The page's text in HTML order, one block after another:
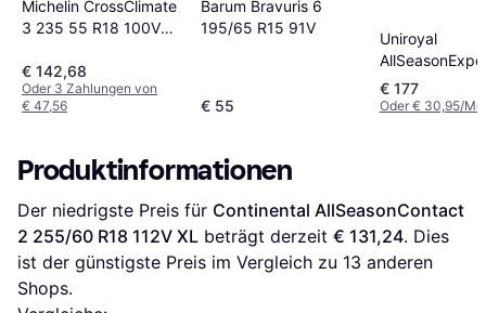
Michelin CrossClimate
3 235 55 R18 100V
€ 142,68
Oder 3 Zahlungen von
€ 47,56
Barum Bravuris 6
195/65 R15 91V
€ 55
Uniroyal
255 45 R20
Motorcycle
€ 177
Oder € 30,95/
Produktinformationen
Der niedrigste Preis für Continental AllSeasonContact
2 255/60 R18 112V XL beträgt derzeit € 131,24. Dies
ist der günstigste Preis im Vergleich zu 13 anderen
Shops.